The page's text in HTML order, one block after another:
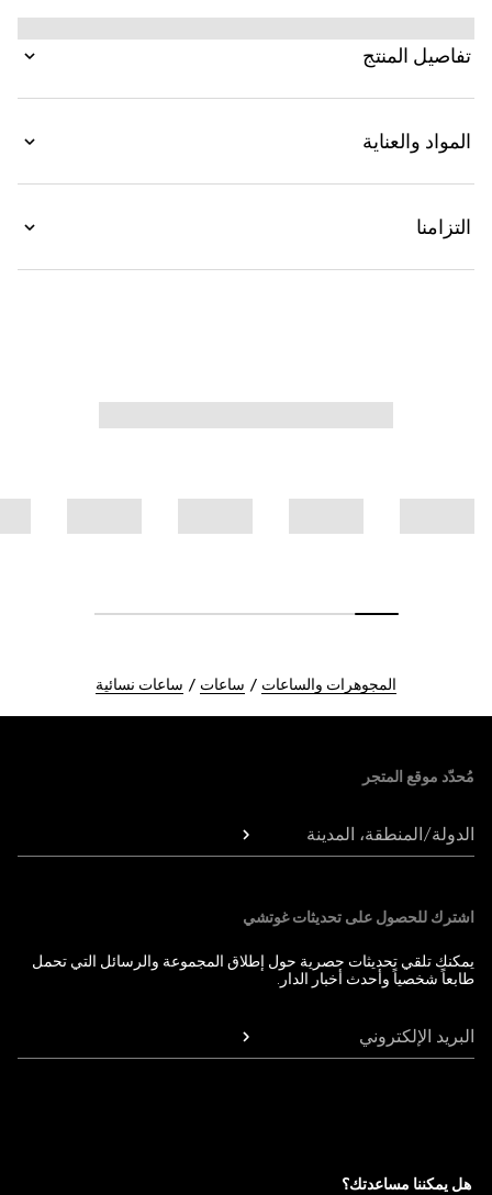
تعكس المشهد الهندسي السائد في السبعينيات. تظهر هذه
الساعة بالفولاذ المقاوم للصدأ مع قرص مغلّف بالذهب
باللون الزهري ومؤشرات مرصّعة بالألماس.
تفاصيل المنتج
المواد والعناية
التزامنا
المجوهرات والساعات ساعات ساعات نسائية
مُحدّد موقع المتجر
الدولة/المنطقة، المدينة
اشترك للحصول على تحديثات غوتشي
يمكنك تلقي تحديثات حصرية حول إطلاق المجموعة والرسائل التي تحمل
طابعاً شخصياً وأحدث أخبار الدار.
البريد الإلكتروني
هل يمكننا مساعدتك؟